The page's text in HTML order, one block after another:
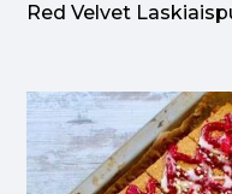
Red Velvet